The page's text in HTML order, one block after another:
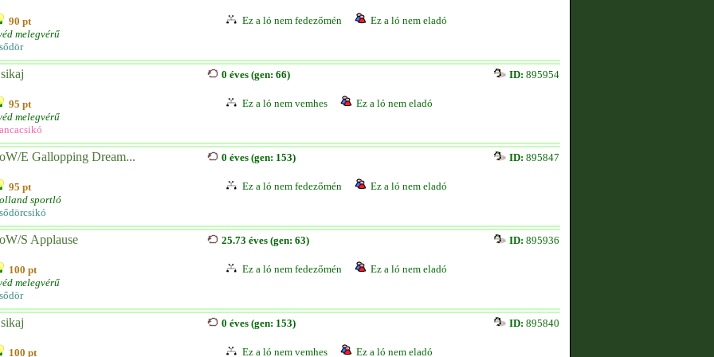
90 pt
melegvérű
Ez a ló nem fedezőmén Ez a ló nem eladó
95 pt
melegvérű
0 éves (gen: 66) ID: 895954
Ez a ló nem vemhes Ez a ló nem eladó
E Gallopping Dream...
95 pt
sportló
0 éves (gen: 153) ID: 895847
Ez a ló nem fedezőmén Ez a ló nem eladó
S Applause
100 pt
melegvérű
25.73 éves (gen: 63) ID: 895936
Ez a ló nem fedezőmén Ez a ló nem eladó
100 pt
0 éves (gen: 153) ID: 895840
Ez a ló nem vemhes Ez a ló nem eladó